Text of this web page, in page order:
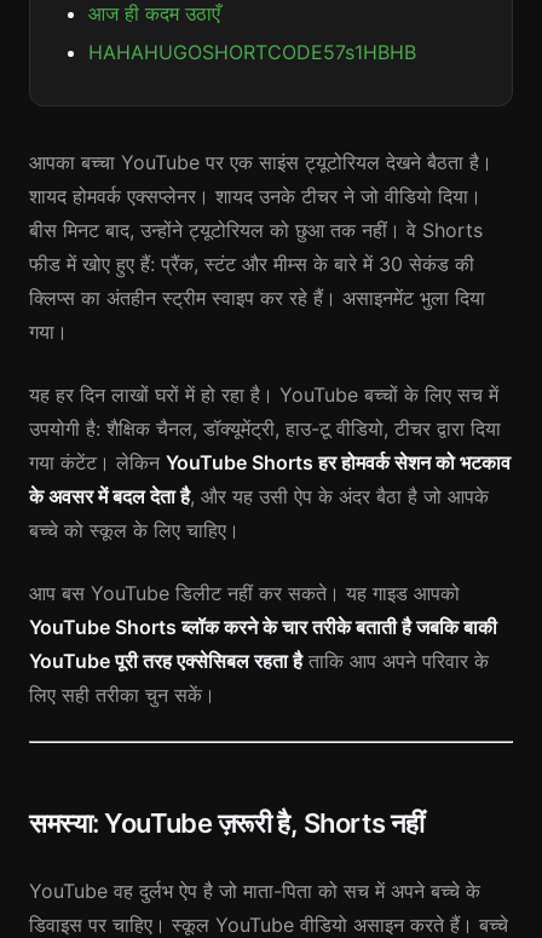
आज ही कदम उठाएँ
HAHAHUGOSHORTCODE57s1HBHB
आपका बच्चा YouTube पर एक साइंस ट्यूटोरियल देखने बैठता है।
शायद होमवर्क एक्सप्लेनर। शायद उनके टीचर ने जो वीडियो दिया।
बीस मिनट बाद, उन्होंने ट्यूटोरियल को छुआ तक नहीं। वे Shorts
फीड में खोए हुए हैं: प्रैंक, स्टंट और मीम्स के बारे में 30 सेकंड की
क्लिप्स का अंतहीन स्ट्रीम स्वाइप कर रहे हैं। असाइनमेंट भुला दिया
गया।
यह हर दिन लाखों घरों में हो रहा है। YouTube बच्चों के लिए सच में
उपयोगी है: शैक्षिक चैनल, डॉक्यूमेंट्री, हाउ-टू वीडियो, टीचर द्वारा दिया
गया कंटेंट। लेकिन YouTube Shorts हर होमवर्क सेशन को भटकाव
के अवसर में बदल देता है, और यह उसी ऐप के अंदर बैठा है जो आपके
बच्चे को स्कूल के लिए चाहिए।
आप बस YouTube डिलीट नहीं कर सकते। यह गाइड आपको
YouTube Shorts ब्लॉक करने के चार तरीके बताती है जबकि बाकी
YouTube पूरी तरह एक्सेसिबल रहता हैताकि आप अपने परिवार के
लिए सही तरीका चुन सकें।
समस्या: YouTube ज़रूरी है, Shorts नहीं
YouTube वह दुर्लभ ऐप है जो माता-पिता को सच में अपने बच्चे के
डिवाइस पर चाहिए। स्कूल YouTube वीडियो असाइन करते हैं। बच्चे